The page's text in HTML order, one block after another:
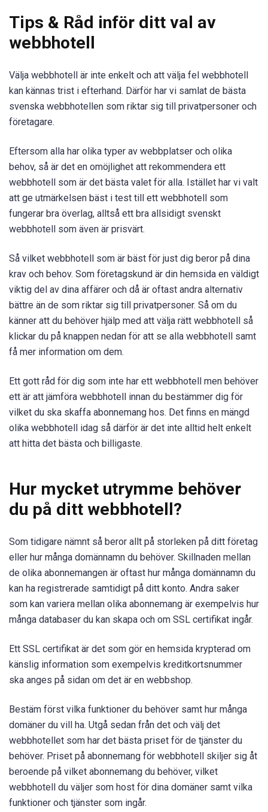
Tips & Råd inför ditt val av
webbhotell
Välja webbhotell är inte enkelt och att välja fel webbhotell
kan kännas trist i efterhand. Därför har vi samlat de bästa
svenska webbhotellen som riktar sig till privatpersoner och
företagare.
Eftersom alla har olika typer av webbplatser och olika
behov, så är det en omöjlighet att rekommendera ett
webbhotell som är det bästa valet för alla. Istället har vi valt
att ge utmärkelsen bäst i test till ett webbhotell som
fungerar bra överlag, alltså ett bra allsidigt svenskt
webbhotell som även är prisvärt.
Så vilket webbhotell som är bäst för just dig beror på dina
krav och behov. Som företagskund är din hemsida en väldigt
viktig del av dina affärer och då är oftast andra alternativ
bättre än de som riktar sig till privatpersoner. Så om du
känner att du behöver hjälp med att välja rätt webbhotell så
klickar du på knappen nedan för att se alla webbhotell samt
få mer information om dem.
Ett gott råd för dig som inte har ett webbhotell men behöver
ett är att jämföra webbhotell innan du bestämmer dig för
vilket du ska skaffa abonnemang hos. Det finns en mängd
olika webbhotell idag så därför är det inte alltid helt enkelt
att hitta det bästa och billigaste.
Hur mycket utrymme behöver
du på ditt webbhotell?
Som tidigare nämnt så beror allt på storleken på ditt företag
eller hur många domännamn du behöver. Skillnaden mellan
de olika abonnemangen är oftast hur många domännamn du
kan ha registrerade samtidigt på ditt konto. Andra saker
som kan variera mellan olika abonnemang är exempelvis hur
många databaser du kan skapa och om SSL certifikat ingår.
Ett SSL certifikat är det som gör en hemsida krypterad om
känslig information som exempelvis kreditkortsnummer
ska anges på sidan om det är en webbshop.
Bestäm först vilka funktioner du behöver samt hur många
domäner du vill ha. Utgå sedan från det och välj det
webbhotellet som har det bästa priset för de tjänster du
behöver. Priset på abonnemang för webbhotell skiljer sig åt
beroende på vilket abonnemang du behöver, vilket
webbhotell du väljer som host för dina domäner samt vilka
funktioner och tjänster som ingår.